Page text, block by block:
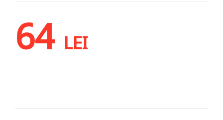
64 LEI